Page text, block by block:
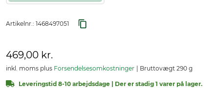
Artikelnr.: 1468497051
469,00 kr.
inkl. moms plus Forsendelsesomkostninger Bruttovægt 290 g
Leveringstid 8-10 arbejdsdage | Der er stadig 1 varer på lager.